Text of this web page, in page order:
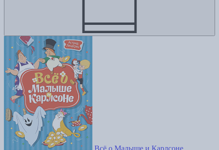
Всё о Малыше и Карлсоне